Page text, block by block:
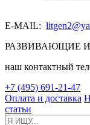
E-MAIL: litgen2
РАЗВИВАЮЩИЕ
наш контактный
+7 (495) 691-21-47
Оплата и доставка
статьи